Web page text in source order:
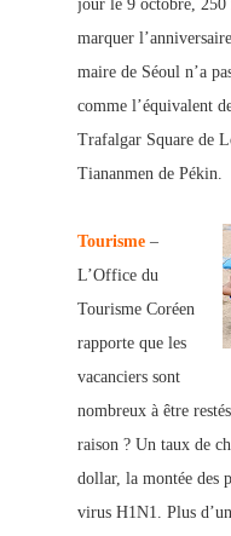
jour le 9 octobre,
marquer
maire de Séoul n’a
comme l’équivalent
Trafalgar Square de
Tiananmen de Pékin.
Tourisme –
L’Office du
Tourisme Coréen
rapporte que les
vacanciers sont
nombreux à être
raison ? Un taux de
dollar, la montée des
virus H1N1. Plus